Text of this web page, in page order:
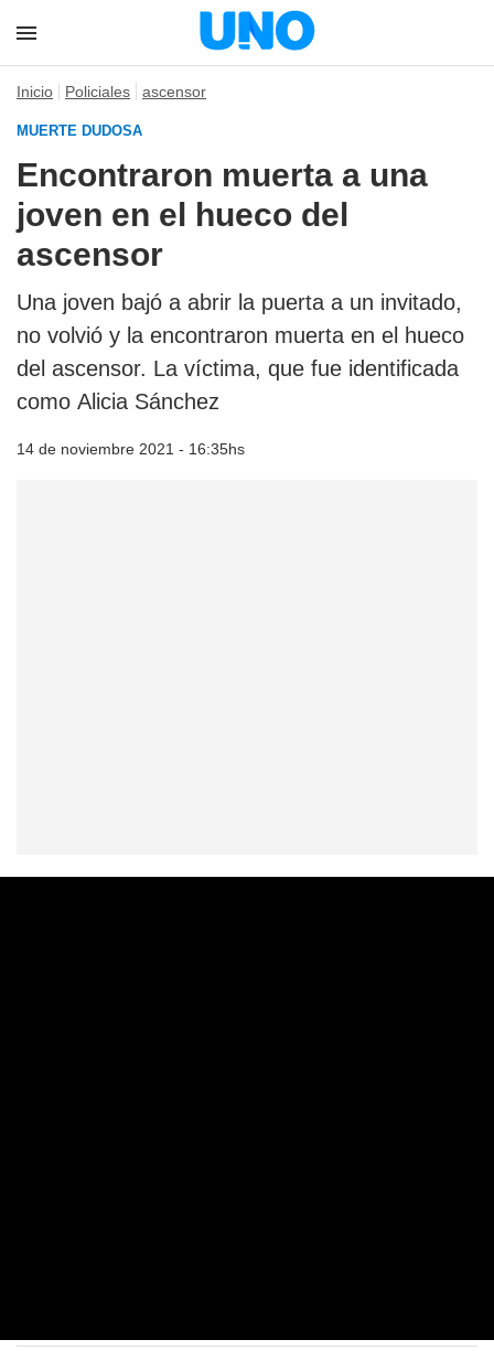
Inicio Policiales ascensor
MUERTE DUDOSA
Encontraron muerta a una
joven en el hueco del
ascensor
Una joven bajó a abrir la puerta a un invitado,
no volvió y la encontraron muerta en el hueco
del ascensor. La víctima, que fue identificada
como Alicia Sánchez
14 de noviembre 2021 - 16:35hs